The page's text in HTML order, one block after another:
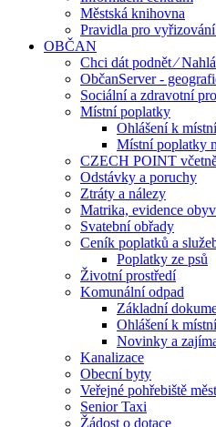
Městská knihovna
Pravidla pro
OBČAN
Chci dát podnět ⁄
ObčanServer -
Sociální a zdravotní
Místní poplatky
Ohlášení k
Místní poplatky
CZECH POINT
Odstávky a poruchy
Ztráty a nálezy
Matrika, evidence
Svatební obřady
Ceník poplatků a
Poplatky ze psů
Životní prostředí
Komunální odpad
Základní
Ohlášení k
Novinky a
Kanalizace
Obecní byty
Veřejné pohřebiště
Senior Taxi
Žádost o dotace